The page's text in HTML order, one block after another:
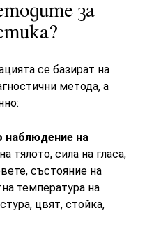
за
се базират на
метода, а
наблюдение на
тялото, сила на гласа,
състояние на
температура на
цвят, стойка,